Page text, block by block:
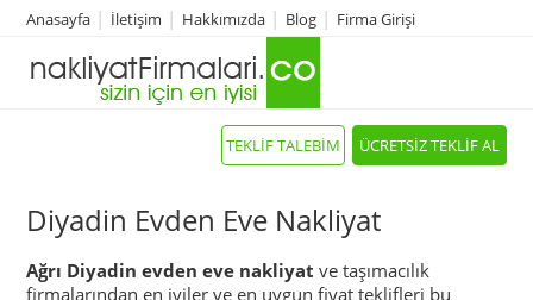
Anasayfa İletişim Hakkımızda Blog Firma Girişi
ÜCRETSİZ TEKLİF AL
TEKLİF TALEBİM
Diyadin Evden Eve Nakliyat
Ağrı Diyadin evden eve nakliyat ve taşımacılık
firmalarından en iyiler ve en uygun fiyat teklifleri bu